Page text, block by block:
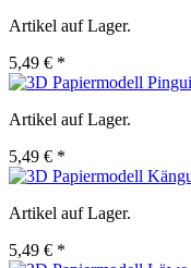
Artikel auf Lager.
5,49 € *
Artikel auf Lager.
5,49 € *
Artikel auf Lager.
5,49 € *